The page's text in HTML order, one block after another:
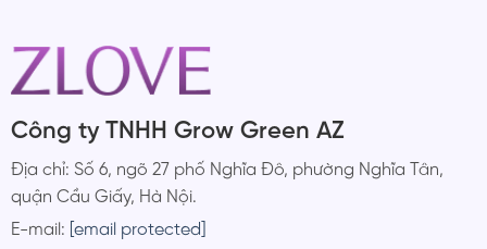
Công ty TNHH Grow Green AZ
Địa chỉ: Số 6, ngõ 27 phố Nghĩa Đô, phường Nghĩa Tân,
quận Cầu Giấy, Hà Nội.
E-mail: [email protected]